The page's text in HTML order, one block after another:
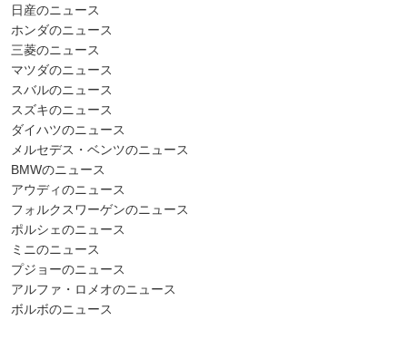
日産のニュース
ホンダのニュース
三菱のニュース
マツダのニュース
スバルのニュース
スズキのニュース
ダイハツのニュース
メルセデス・ベンツのニュース
BMWのニュース
アウディのニュース
フォルクスワーゲンのニュース
ポルシェのニュース
ミニのニュース
プジョーのニュース
アルファ・ロメオのニュース
ボルボのニュース